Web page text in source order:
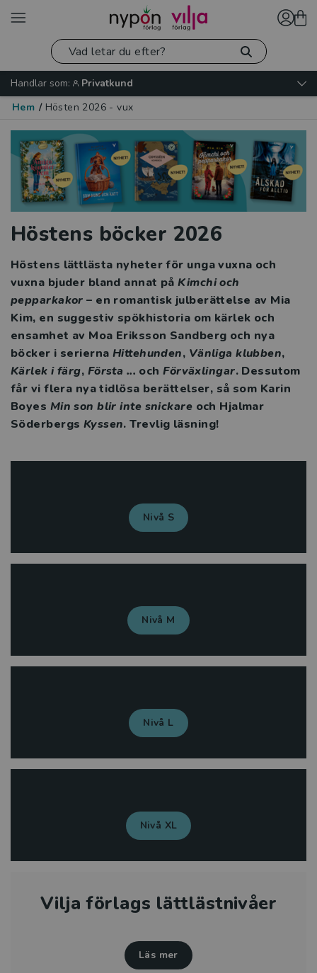
Handlar som:
Privatkund
Hem / Hösten 2026 - vux
Höstens böcker 2026
Höstens lättlästa nyheter för unga vuxna och
vuxna bjuder bland annat påKimchi och
pepparkakor – en romantisk julberättelse av Mia
Kim, en suggestiv spökhistoria om kärlek och
ensamhet av Moa Eriksson Sandberg och nya
böcker i serierna Hittehunden, Vänliga klubben,
Kärlek i färg, Första ... ochFörväxlingar. Dessutom
får vi flera nya tidlösa berättelser, så som Karin
Boyes Min son blir inte snickare och Hjalmar
Söderbergs Kyssen. Trevlig läsning!
Nivå S
Nivå M
Nivå L
Nivå XL
Vilja förlags lättlästnivåer
Läs mer